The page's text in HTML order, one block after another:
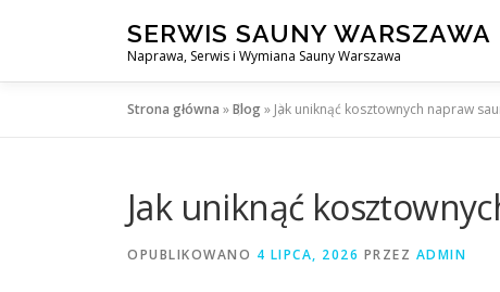
SERWIS SAUNY WARSZAWA
Naprawa, Serwis i Wymiana Sauny Warszawa
Strona główna »Blog» Jak uniknąć kosztownych napraw
Jak uniknąć
OPUBLIKOWANO 4 LIPCA, 2026 PRZEZ ADMIN